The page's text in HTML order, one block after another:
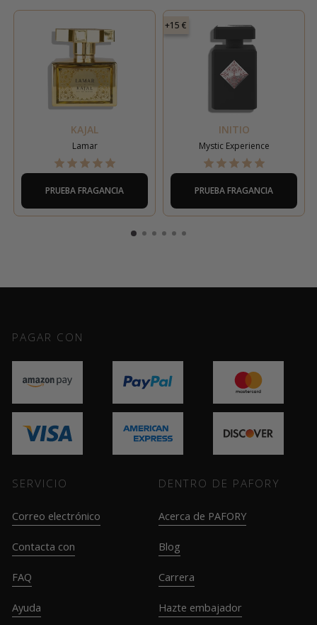
KAJAL
Lamar
PRUEBA FRAGANCIA
+15 €
INITIO
Mystic Experience
PRUEBA FRAGANCIA
PAGAR CON
SERVICIO
Correo electrónico
Contacta con
FAQ
Ayuda
DENTRO DE PAFORY
Acerca de PAFORY
Blog
Carrera
Hazte embajador